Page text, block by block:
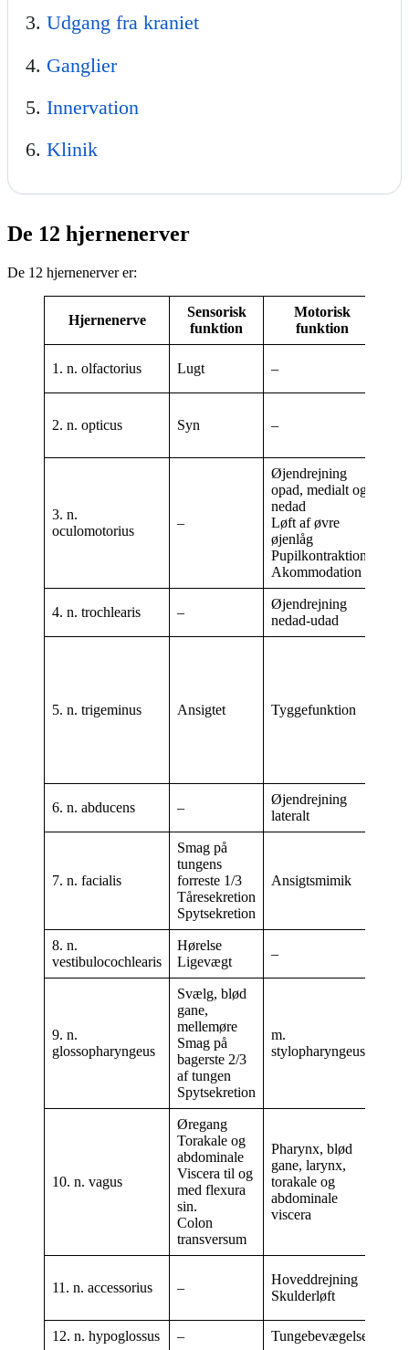
Udgang fra kraniet
Ganglier
Innervation
Klinik
De 12 hjernenerver
De 12 hjernenerver er:
Hjernenerve
Sensorisk
funktion
Motorisk
funktion
1. n. olfactorius Lugt –
2. n. opticus Syn –
3. n.
oculomotorius
–
Øjendrejning
opad, medialt og
nedad
Løft af øvre
øjenlåg
Pupilkontraktion
Akommodation
4. n. trochlearis –
Øjendrejning
nedad-udad
5. n. trigeminus Ansigtet Tyggefunktion
6. n. abducens –
Øjendrejning
lateralt
7. n. facialis
Smag på
tungens
forreste 1/3
Tåresekretion
Spytsekretion
Ansigtsmimik
8. n.
vestibulocochlearis
Hørelse
Ligevægt
–
9. n.
glossopharyngeus
Svælg, blød
gane,
mellemøre
Smag på
bagerste 2/3
af tungen
Spytsekretion
m.
stylopharyngeus
10. n. vagus
Øregang
Torakale og
abdominale
Viscera til og
med flexura
sin.
Colon
transversum
Pharynx, blød
gane, larynx,
torakale og
abdominale
viscera
11. n. accessorius –
Hoveddrejning
Skulderløft
12. n. hypoglossus – Tungebevægelser